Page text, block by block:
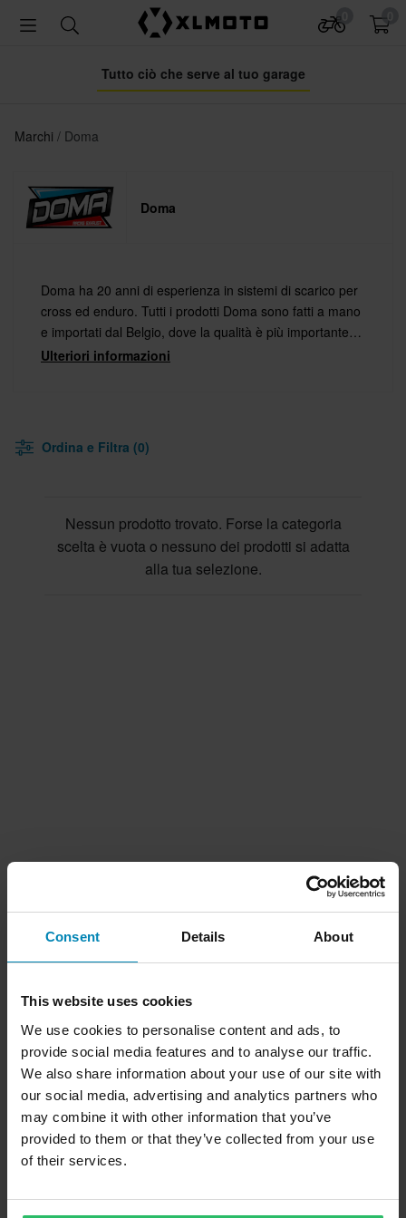
Consent Details About
This website uses cookies
We use cookies to personalise content and ads, to
provide social media features and to analyse our traffic.
We also share information about your use of our site with
our social media, advertising and analytics partners who
may combine it with other information that you’ve
provided to them or that they’ve collected from your use
of their services.
Tutto ciò che serve al tuo garage
Marchi Doma
Doma
Doma ha 20 anni di esperienza in sistemi di scarico per
cross ed enduro. Tutti i prodotti Doma sono fatti a mano
e importati dal Belgio, dove la qualità è più importante
della quantità. Installa un sistema di scarico Doma e
Ulteriori informazioni
Ordina e Filtra (0)
Nessun prodotto trovato. Forse la categoria
scelta è vuota o nessuno dei prodotti si adatta
alla tua selezione.